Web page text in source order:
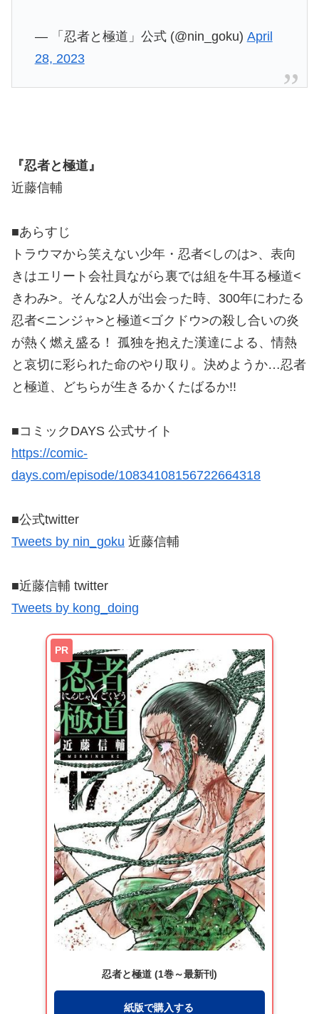
— 「忍者と極道」公式 (@nin_goku) April
28, 2023
『忍者と極道』
近藤信輔
■あらすじ
トラウマから笑えない少年・忍者<しのは>、表向
きはエリート会社員ながら裏では組を牛耳る極道<
きわみ>。そんな2人が出会った時、300年にわたる
忍者<ニンジャ>と極道<ゴクドウ>の殺し合いの炎
が熱く燃え盛る！ 孤独を抱えた漢達による、情熱
と哀切に彩られた命のやり取り。決めようか…忍者
と極道、どちらが生きるかくたばるか!!
■コミックDAYS 公式サイト
https://comic-
days.com/episode/10834108156722664318
■公式twitter
Tweets by nin_goku 近藤信輔
■近藤信輔 twitter
Tweets by kong_doing
PR
忍者と極道 (1巻～最新刊)
紙版で購入する